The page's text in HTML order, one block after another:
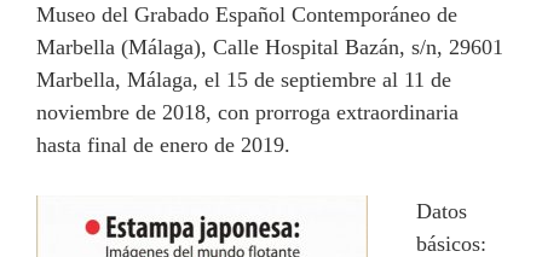
Museo del Grabado Español Contemporáneo de
Marbella (Málaga), Calle Hospital Bazán, s/n, 29601
Marbella, Málaga, el 15 de septiembre al 11 de
noviembre de 2018, con prorroga extraordinaria
hasta final de enero de 2019.
Datos
básicos: